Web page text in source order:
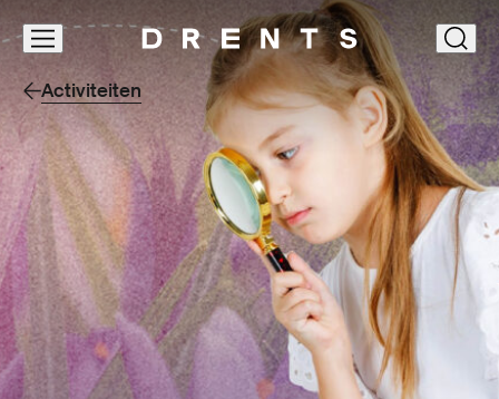
Navigatie
overslaan
Activiteiten